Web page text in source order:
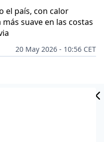
el país, con calor
suave en las costas
20 May 2026 - 10:56 CET